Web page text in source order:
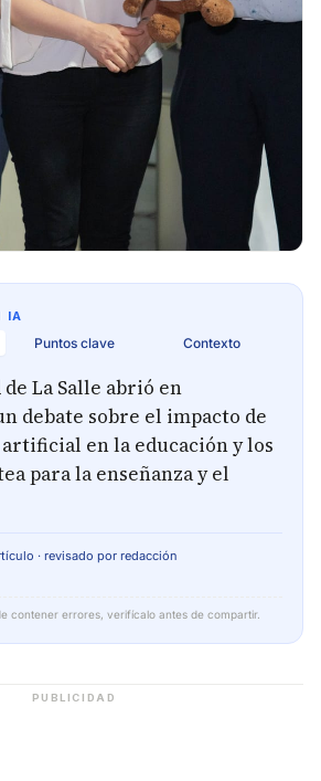
IA
Puntos clave Contexto
La Salle abrió en
debate sobre el impacto de
en la educación y los
para la enseñanza y el
· revisado por redacción
contener errores, verifícalo antes de compartir.
PUBLICIDAD